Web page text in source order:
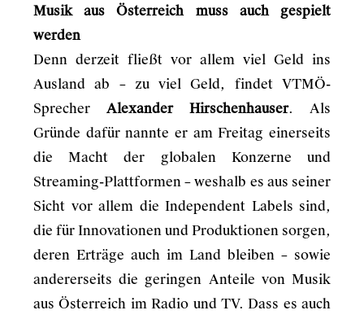
Musik aus Österreich muss auch gespielt
werden
Denn derzeit fließt vor allem viel Geld ins
Ausland ab – zu viel Geld, findet VTMÖ-
Sprecher Alexander Hirschenhauser. Als
Gründe dafür nannte er am Freitag einerseits
die Macht der globalen Konzerne und
Streaming-Plattformen – weshalb es aus seiner
Sicht vor allem die Independent Labels sind,
die für Innovationen und Produktionen sorgen,
deren Erträge auch im Land bleiben – sowie
andererseits die geringen Anteile von Musik
aus Österreich im Radio und TV. Dass es auch